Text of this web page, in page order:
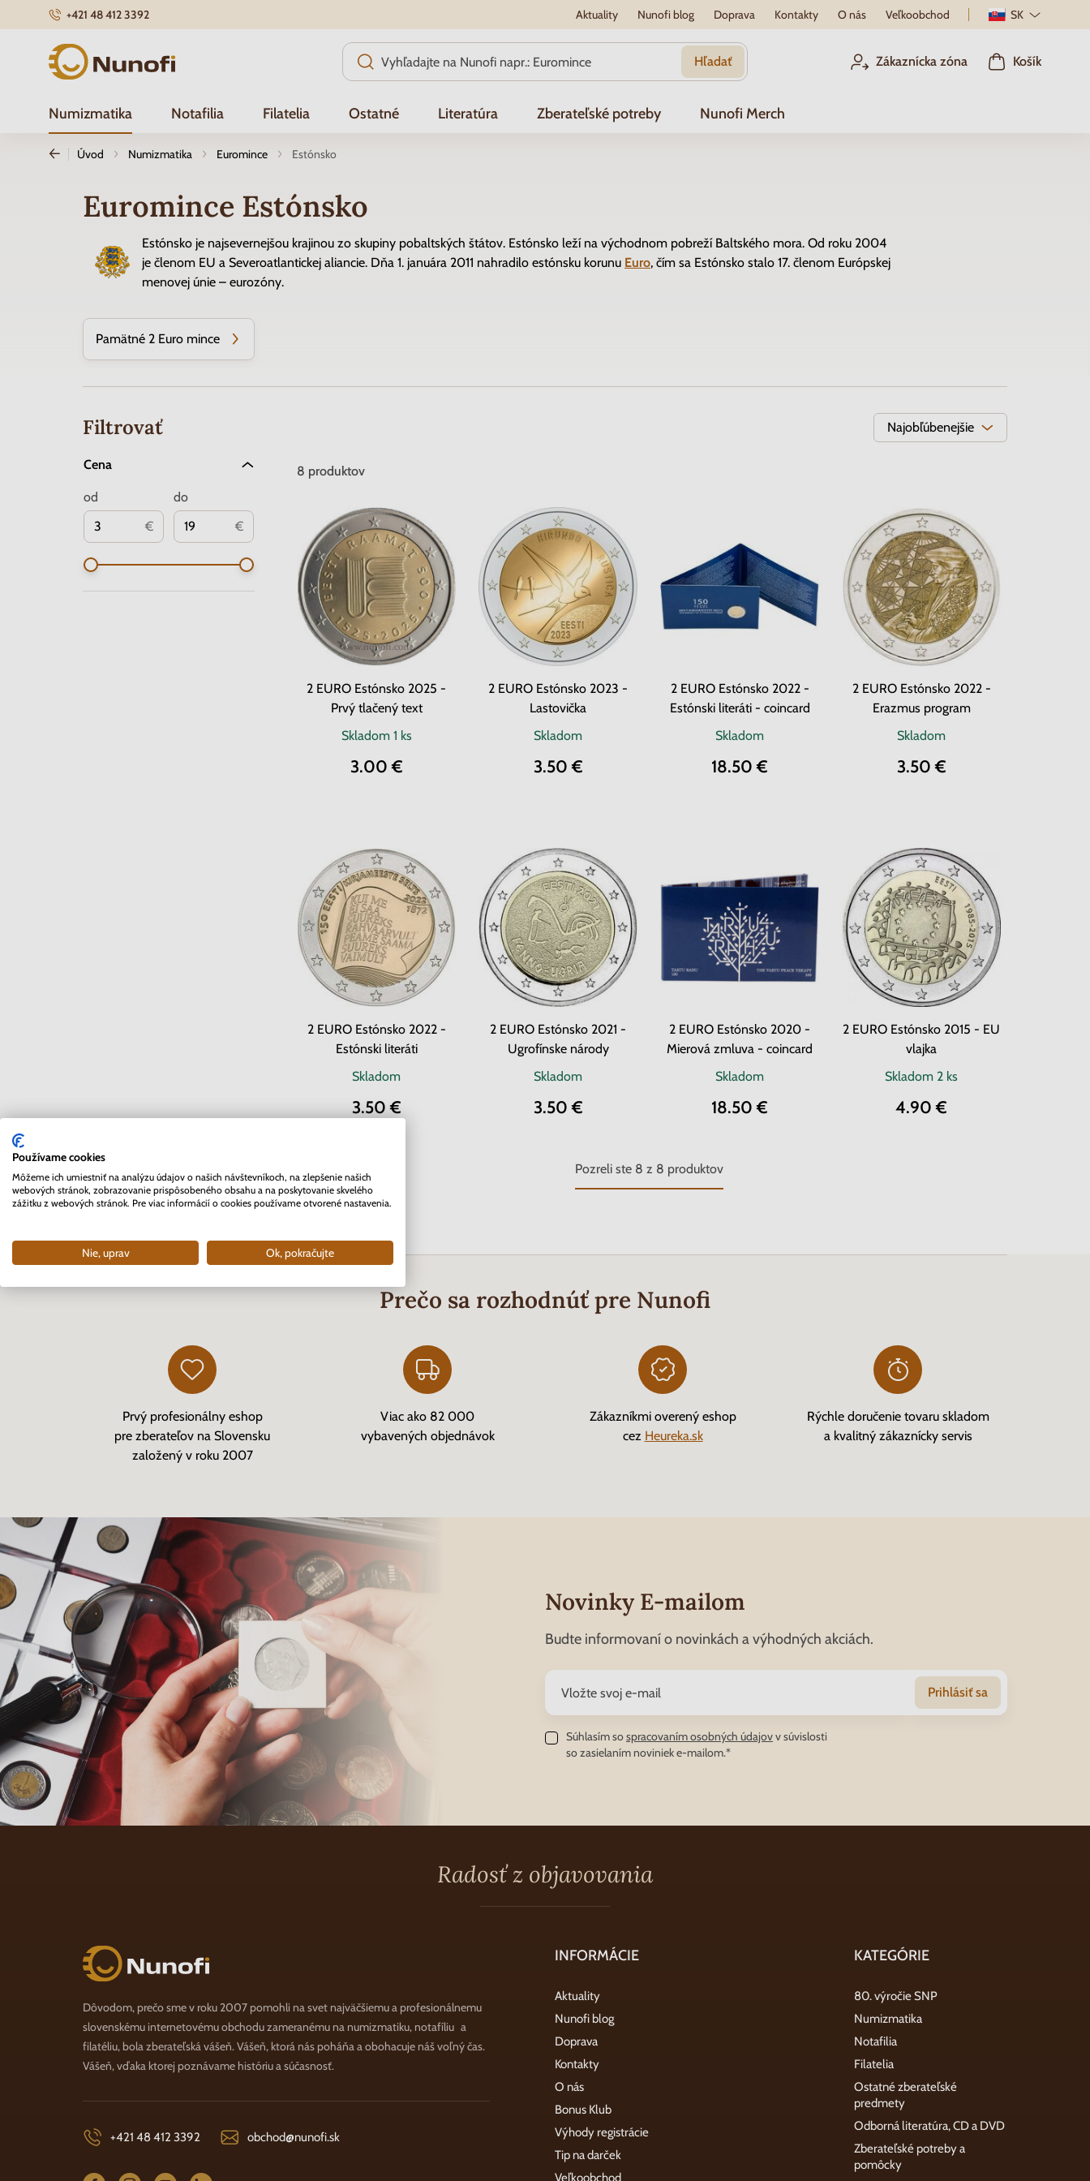
+421 48 412 3392 Aktuality Nunofi blog Doprava Kontakty O nás Veľkoobchod SK
Nunofi.sk Hľadať Zákaznícka zóna Košík
Numizmatika Notafilia Filatelia Ostatné Literatúra Zberateľské potreby Nunofi Merch
Úvod Numizmatika Euromince Estónsko
Euromince Estónsko
Estónsko je najsevernejšou krajinou zo skupiny pobaltských štátov. Estónsko leží na východnom pobreží Baltského mora. Od roku 2004
je členom EU a Severoatlantickej aliancie. Dňa 1. januára 2011 nahradilo estónsku korunu Euro, čím sa Estónsko stalo 17. členom Európskej
menovej únie – eurozóny.
Pamätné 2 Euro mince
Filtrovať
Cena
€
od
€
do
Najobľúbenejšie
8 produktov
2 EURO Estónsko 2025 -
Prvý tlačený text
Skladom 1 ks
3.00 €
2 EURO Estónsko 2023 -
Lastovička
Skladom
3.50 €
2 EURO Estónsko 2022 -
Estónski literáti - coincard
Skladom
18.50 €
2 EURO Estónsko 2022 -
Erazmus program
Skladom
3.50 €
2 EURO Estónsko 2022 -
Estónski literáti
Skladom
3.50 €
2 EURO Estónsko 2021 -
Ugrofínske národy
Skladom
3.50 €
2 EURO Estónsko 2020 -
Mierová zmluva - coincard
Skladom
18.50 €
2 EURO Estónsko 2015 - EU
vlajka
Skladom 2 ks
4.90 €
Pozreli ste 8 z 8 produktov
Prečo sa rozhodnúť pre Nunofi
Prvý profesionálny eshop
pre zberateľov na Slovensku
založený v roku 2007
Viac ako 82 000
vybavených objednávok
Zákazníkmi overený eshop
cez Heureka.sk
Rýchle doručenie tovaru skladom
a kvalitný zákaznícky servis
Novinky E-mailom
Budte informovaní o novinkách a výhodných akciách.
Prihlásiť sa
Súhlasím sospracovaním osobných údajovv súvislosti
so zasielaním noviniek e-mailom.*
Radosť z objavovania
Nunofi.sk
Dôvodom, prečo sme v roku 2007 pomohli na svet najväčšiemu a profesionálnemu
slovenskému internetovému obchodu zameranému na numizmatiku, notafíliu a
filatéliu, bola zberateľská vášeň. Vášeň, ktorá nás poháňa a obohacuje náš voľný čas.
Vášeň, vďaka ktorej poznávame históriu a súčasnosť.
+421 48 412 3392 obchod@nunofi.sk
INFORMÁCIE
Aktuality
Nunofi blog
Doprava
Kontakty
O nás
Bonus Klub
Výhody registrácie
Tip na darček
Veľkoobchod
KATEGÓRIE
80. výročie SNP
Numizmatika
Notafilia
Filatelia
Ostatné zberateľské
predmety
Odborná literatúra, CD a DVD
Zberateľské potreby a
pomôcky
Používame cookies
Môžeme ich umiestniť na analýzu údajov o našich návštevníkoch, na zlepšenie našich
webových stránok, zobrazovanie prispôsobeného obsahu a na poskytovanie skvelého
zážitku z webových stránok. Pre viac informácií o cookies používame otvorené nastavenia.
Nie, uprav Ok, pokračujte